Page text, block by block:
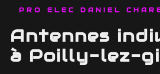
PRO ELEC DANIEL
antennes individuelles
à Poilly-lez-